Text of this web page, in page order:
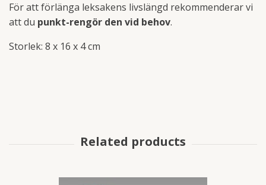
För att förlänga leksakens livslängd rekommenderar vi
att du punkt-rengör den vid behov.
Storlek: 8 x 16 x 4 cm